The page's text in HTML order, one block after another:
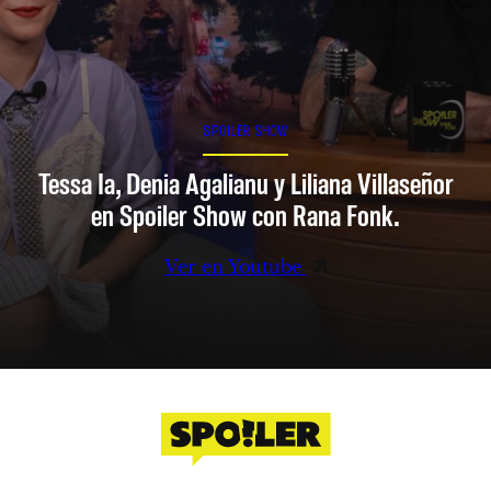
SPOILER SHOW
Tessa Ia, Denia Agalianu y Liliana Villaseñor
en Spoiler Show con Rana Fonk.
Ver en Youtube